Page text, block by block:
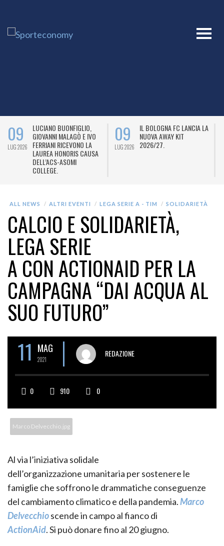
09
LUG 2026
LUCIANO BUONFIGLIO,
GIOVANNI MALAGÒ E IVO
FERRIANI RICEVONO LA
LAUREA HONORIS CAUSA
DELL’ACS-ASOMI
COLLEGE.
09
LUG 2026
IL BOLOGNA FC LANCIA LA
NUOVA AWAY KIT
2026/27.
ALL NEWS ALTRI EVENTI LEGA SERIE A - TIM SOLIDARIETÀ
CALCIO E SOLIDARIETÀ,
LEGA SERIE
A CON ACTIONAID PER LA
CAMPAGNA “DAI ACQUA AL
SUO FUTURO”
11 MAG
2021
REDAZIONE
0 910 0
Marco Delvecchio.jpg
Al via l’iniziativa solidale
dell’organizzazione umanitaria per sostenere le
famiglie che soffrono le drammatiche conseguenze
del cambiamento climatico e della pandemia.Marco
Delvecchioscendein campoal fianco di
ActionAid.Si puòdonare fino al 20 giugno.